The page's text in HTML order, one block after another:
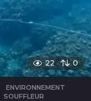
22 0
,ENVIRONNEMENT
,SOUFFLEUR